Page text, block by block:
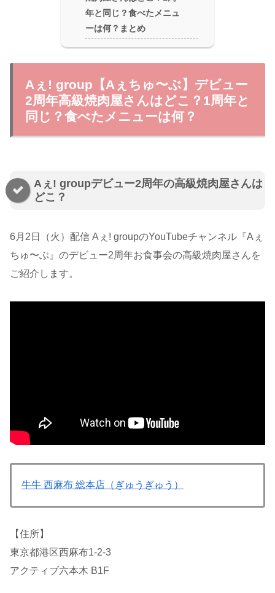
年と同じ？食べたメニュ
ーは何？まとめ
Aぇ! group【Aぇちゅ〜ぶ】デビュー
2周年高級焼肉屋さんはどこ？1周年と
同じ？食べたメニューは何？
Aぇ! groupデビュー2周年の高級焼肉屋さんは
どこ？
6月2日（火）配信 Aぇ! groupのYouTubeチャンネル『Aぇ
ちゅ〜ぶ』のデビュー2周年お食事会の高級焼肉屋さんを
ご紹介します。
牛牛 西麻布 総本店（ぎゅうぎゅう）
【住所】
東京都港区西麻布1-2-3
アクティブ六本木 B1F